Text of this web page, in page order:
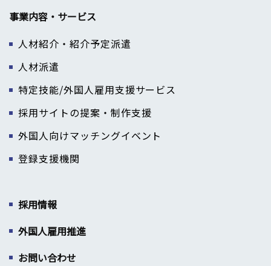
事業内容・サービス
人材紹介・紹介予定派遣
人材派遣
特定技能/外国人雇用支援サービス
採用サイトの提案・制作支援
外国人向けマッチングイベント
登録支援機関
採用情報
外国人雇用推進
お問い合わせ